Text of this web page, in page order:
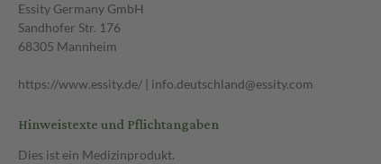
Essity Germany GmbH
Sandhofer Str. 176
68305 Mannheim
https://www.essity.de/ | info.deutschland@essity.com
Hinweistexte und Pflichtangaben
Dies ist ein Medizinprodukt.